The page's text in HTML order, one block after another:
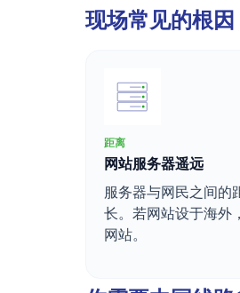
现场常见的根因
距离
网站服务器遥远
服务器与网民之间的
长。若网站设于海外
网站。